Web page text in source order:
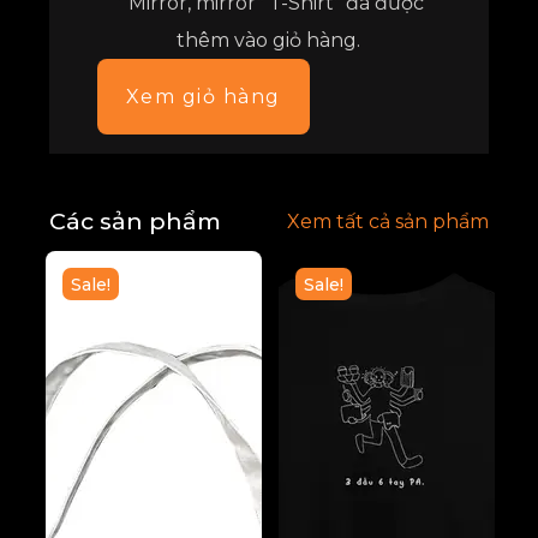
thêm vào giỏ hàng.
Xem giỏ hàng
Các sản phẩm Xem tất cả sản phẩm
Sale! Sale!